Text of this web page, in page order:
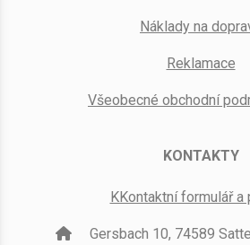
Náklady na
Reklamace
Všeobecné obchodní
KONTAKTY
KKontaktní formulář a
Gersbach 10, 74589